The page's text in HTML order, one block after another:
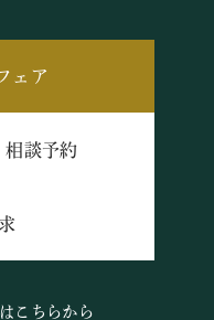
ェア
相談予約
こちらから